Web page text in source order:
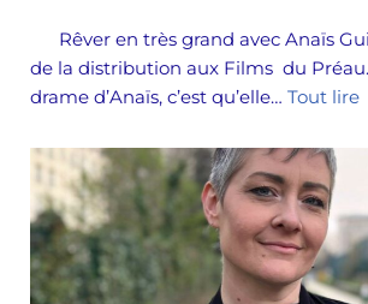
Rêver en très grand avec Anaïs
de la distribution aux Films du
drame d’Anaïs, c’est qu’elle… Tout lire